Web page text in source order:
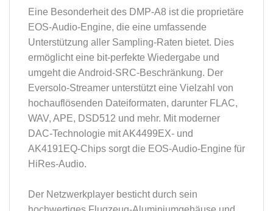
Eine Besonderheit des DMP-A8 ist die proprietäre
EOS-Audio-Engine, die eine umfassende
Unterstützung aller Sampling-Raten bietet. Dies
ermöglicht eine bit-perfekte Wiedergabe und
umgeht die Android-SRC-Beschränkung. Der
Eversolo-Streamer unterstützt eine Vielzahl von
hochauflösenden Dateiformaten, darunter FLAC,
WAV, APE, DSD512 und mehr. Mit moderner
DAC-Technologie mit AK4499EX- und
AK4191EQ-Chips sorgt die EOS-Audio-Engine für
HiRes-Audio.
Der Netzwerkplayer besticht durch sein